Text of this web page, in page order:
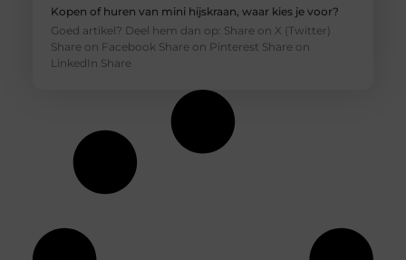
Kopen of huren van mini hijskraan, waar kies je voor?
Goed artikel? Deel hem dan op: Share on X (Twitter)
Share on Facebook Share on Pinterest Share on
LinkedIn Share